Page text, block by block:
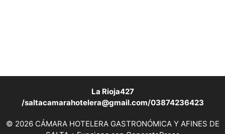
La Rioja427
/saltacamarahotelera@gmail.com/03874236423
© 2026 CÁMARA HOTELERA GASTRONÓMICA Y AFINES DE